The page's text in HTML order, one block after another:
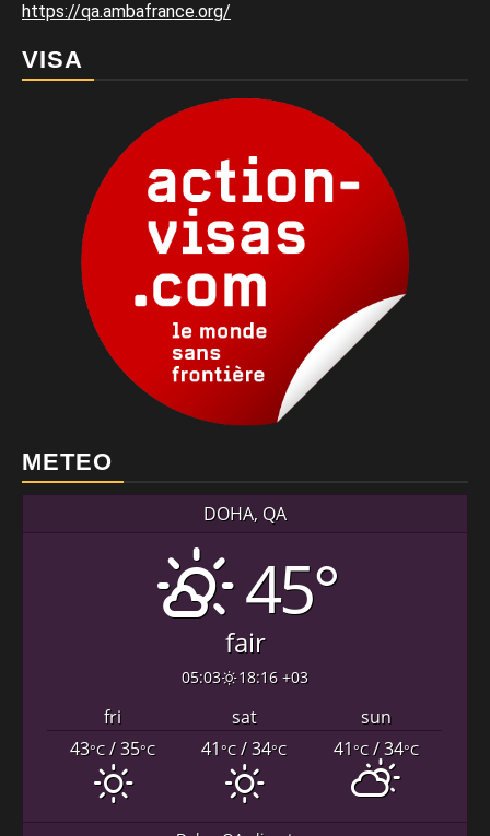
https://qa.ambafrance.org/
VISA
METEO
DOHA, QA
45°
fair
05:03 18:16 +03
fri sat
sun
43°C/ 35°C 41°C/ 34°C 41°C/ 34°C